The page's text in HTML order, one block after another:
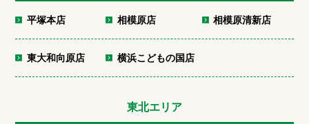
平塚本店 相模原店 相模原清新店
東大和向原店 横浜こどもの国店
東北エリア